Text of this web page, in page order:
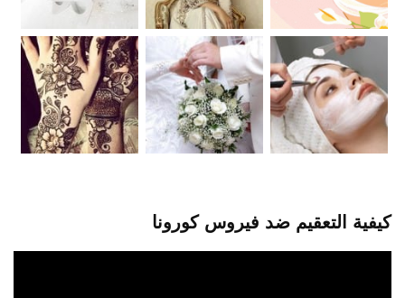
كيفية التعقيم ضد فيروس كورونا